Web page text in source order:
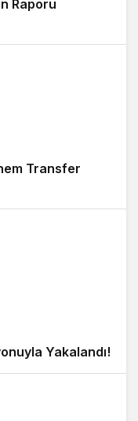
Raporu
Transfer
Yakalandı!